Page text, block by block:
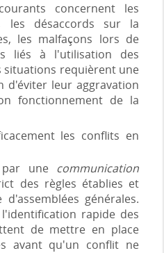
concernent les
les désaccords sur la
les malfaçons lors de
liés à l'utilisation des
situations requièrent une
d'éviter leur aggravation
fonctionnement de la
les conflits en
une communication
des règles établies et
générales.
rapide des
de mettre en place
avant qu'un conflit ne